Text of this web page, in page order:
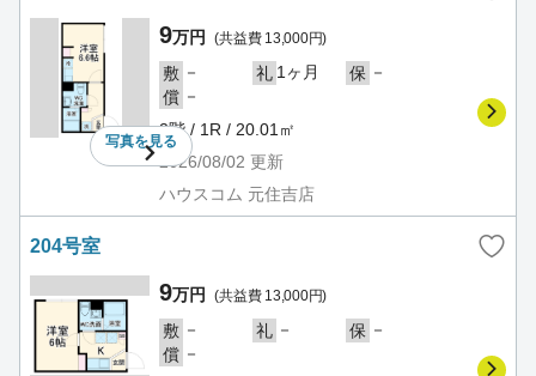
写真を見る
9万円 (共益費 13,000円)
敷 － 礼 1ヶ月 保 －
償 －
2階 / 1R / 20.01㎡
2026/08/02 更新
ハウスコム 元住吉店
204号室
9万円 (共益費 13,000円)
敷 － 礼 － 保 －
償 －